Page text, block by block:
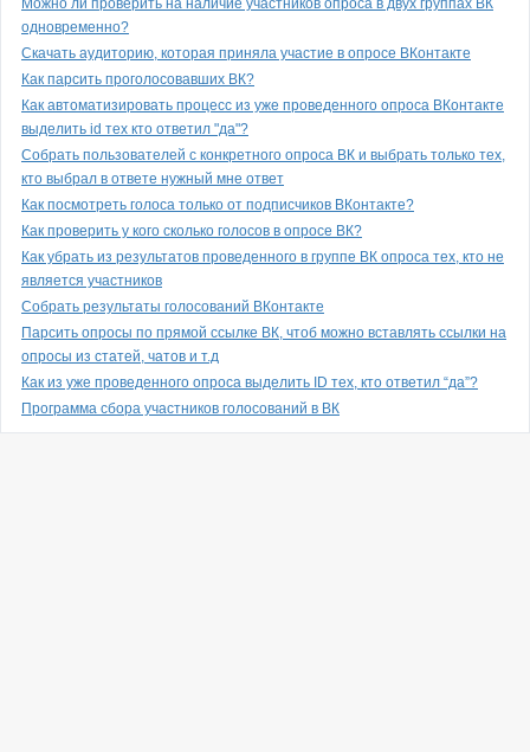
Можно ли проверить на наличие участников опроса в двух группах ВК
одновременно?
Скачать аудиторию, которая приняла участие в опросе ВКонтакте
Как парсить проголосовавших ВК?
Как автоматизировать процесс из уже проведенного опроса ВКонтакте
выделить id тех кто ответил "да"?
Собрать пользователей с конкретного опроса ВК и выбрать только тех,
кто выбрал в ответе нужный мне ответ
Как посмотреть голоса только от подписчиков ВКонтакте?
Как проверить у кого сколько голосов в опросе ВК?
Как убрать из результатов проведенного в группе ВК опроса тех, кто не
является участников
Собрать результаты голосований ВКонтакте
Парсить опросы по прямой ссылке ВК, чтоб можно вставлять ссылки на
опросы из статей, чатов и т.д
Как из уже проведенного опроса выделить ID тех, кто ответил “да”?
Программа сбора участников голосований в ВК